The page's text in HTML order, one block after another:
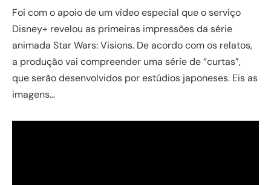
Foi com o apoio de um vídeo especial que o serviço
Disney+ revelou as primeiras impressões da série
animada Star Wars: Visions. De acordo com os relatos,
a produção vai compreender uma série de “curtas”,
que serão desenvolvidos por estúdios japoneses. Eis as
imagens…